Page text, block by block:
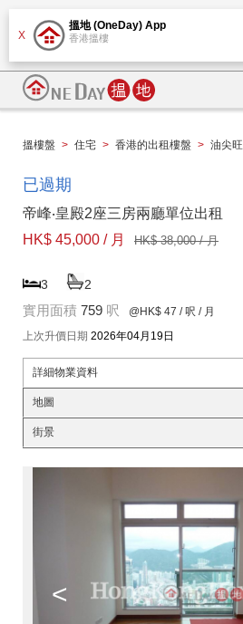
X
搵地 (OneDay) App
香港搵樓
搵樓盤 > 住宅 > 香港的出租樓盤 > 油尖旺
已過期
帝峰‧皇殿2座三房兩廳單位出租
HK$ 45,000 / 月
HK$ 38,000 / 月
3 2
實用面積 759 呎 @HK$ 47 / 呎 / 月
上次升價日期 2026年04月19日
詳細物業資料
地圖
街景
<